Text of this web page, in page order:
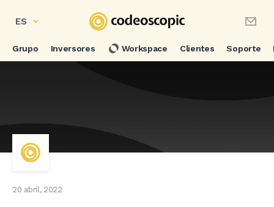
ES
Grupo Inversores Workspace Clientes Soporte
20 abril, 2022